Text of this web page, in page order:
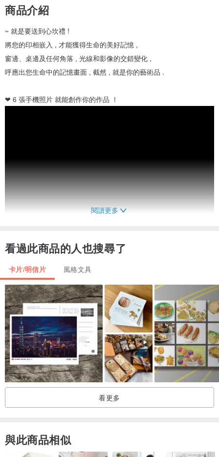
商品介紹
~ 就是要送到心坎禮 !
將您的印相嵌入 , 才能獲得生命的美好記憶 ,
窗邊、桌邊及任何角落 , 光線和影像的交錯變化 ,
呼應出您生命中的記憶畫面 , 截然 , 就是你的藝術品 .
❤ 6 張手機照片 就能創作你的作品 ！
商品 : 聖誕光透卡6張 +木座2個
特性 : 色彩亮麗 , 防潑水的喔!
影像尺寸 76 X 76 mm , 正方形 ▉
外框尺寸 136 X 136 mm ,
外框材質 : 環保 PP 厚度 2.3 mm
內框材質 : PET 彩色印製
卡片木座 : 長 10 cm x 寬 4.5 cm x 高 1.7 cm
**********************************************************
閱讀更多
看過此商品的人也搜尋了
卡片/明信片 風格文具
看更多
與此商品相似